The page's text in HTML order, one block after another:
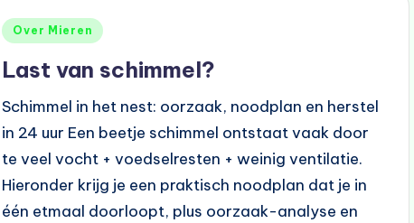
Geplaatst
Over Mieren
Last van schimmel?
Schimmel in het nest: oorzaak, noodplan en herstel
in 24 uur Een beetje schimmel ontstaat vaak door
te veel vocht + voedselresten + weinig ventilatie.
Hieronder krijg je een praktisch noodplan dat je in
één etmaal doorloopt, plus oorzaak-analyse en